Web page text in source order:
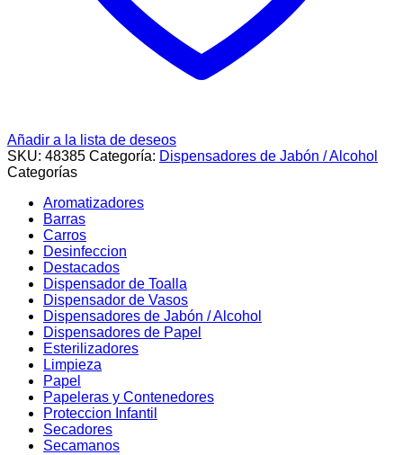
Añadir a la lista de deseos
SKU: 48385 Categoría: Dispensadores de Jabón / Alcohol
Categorías
Aromatizadores
Barras
Carros
Desinfeccion
Destacados
Dispensador de Toalla
Dispensador de Vasos
Dispensadores de Jabón / Alcohol
Dispensadores de Papel
Esterilizadores
Limpieza
Papel
Papeleras y Contenedores
Proteccion Infantil
Secadores
Secamanos